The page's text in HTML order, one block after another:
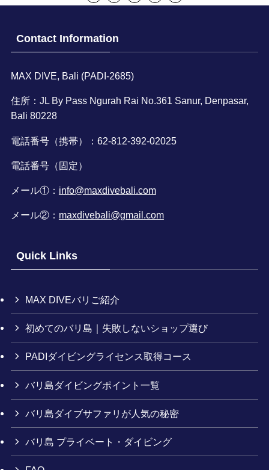
Contact Information
MAX DIVE, Bali (PADI-2685)
住所：JL By Pass Ngurah Rai No.361 Sanur, Denpasar,
Bali 80228
電話番号（携帯）：62-812-392-02025
電話番号（固定）
メール①： info@maxdivebali.com
メール②： maxdivebali@gmail.com
Quick Links
MAX DIVEバリご紹介
初めてのバリ島｜失敗しないショップ選び
PADIダイビングライセンス取得コース
バリ島ダイビングポイント一覧
バリ島ダイブサファリが人気の秘密
バリ島 プライベート・ダイビング